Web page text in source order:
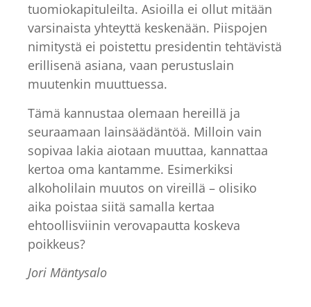
tuomiokapituleilta. Asioilla ei ollut mitään
varsinaista yhteyttä keskenään. Piispojen
nimitystä ei poistettu presidentin tehtävistä
erillisenä asiana, vaan perustuslain
muutenkin muuttuessa.
Tämä kannustaa olemaan hereillä ja
seuraamaan lainsäädäntöä. Milloin vain
sopivaa lakia aiotaan muuttaa, kannattaa
kertoa oma kantamme. Esimerkiksi
alkoholilain muutos on vireillä – olisiko
aika poistaa siitä samalla kertaa
ehtoollisviinin verovapautta koskeva
poikkeus?
Jori Mäntysalo